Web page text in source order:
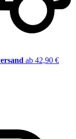
ab 42,90 €